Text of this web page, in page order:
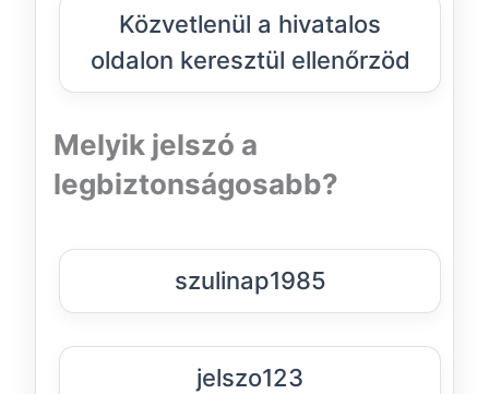
Közvetlenül a hivatalos
oldalon keresztül ellenőrzöd
Melyik jelszó a
legbiztonságosabb?
szulinap1985
jelszo123